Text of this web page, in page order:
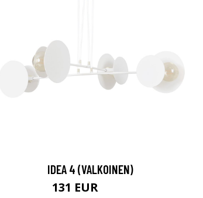
IDEA 4 (VALKOINEN)
131 EUR